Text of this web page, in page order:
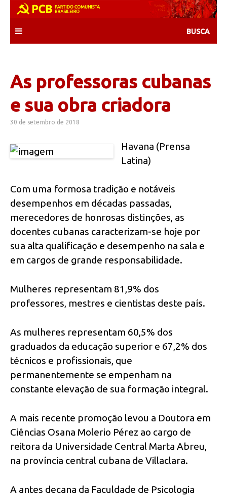
content
As professoras cubanas
e sua obra criadora
30 de setembro de 2018
Havana (Prensa
Latina)
Com uma formosa tradição e notáveis
desempenhos em décadas passadas,
merecedores de honrosas distinções, as
docentes cubanas caracterizam-se hoje por
sua alta qualificação e desempenho na sala e
em cargos de grande responsabilidade.
Mulheres representam 81,9% dos
professores, mestres e cientistas deste país.
As mulheres representam 60,5% dos
graduados da educação superior e 67,2% dos
técnicos e profissionais, que
permanentemente se empenham na
constante elevação de sua formação integral.
A mais recente promoção levou a Doutora em
Ciências Osana Molerio Pérez ao cargo de
reitora da Universidade Central Marta Abreu,
na província central cubana de Villaclara.
A antes decana da Faculdade de Psicologia